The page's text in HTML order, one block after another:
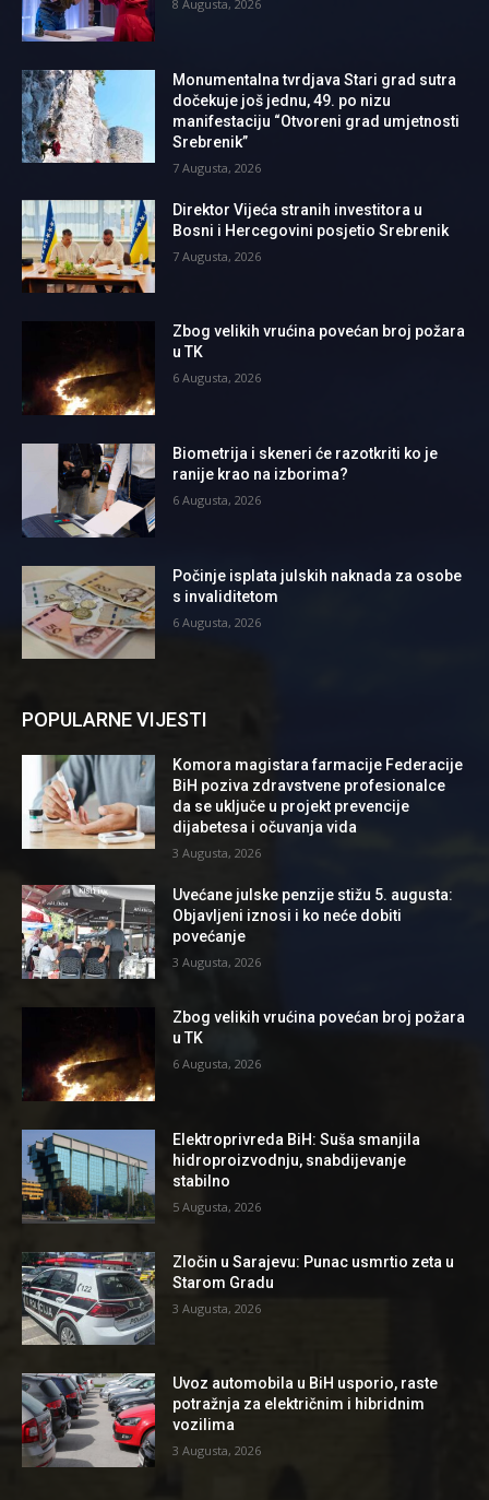
8 Augusta, 2026
Monumentalna tvrdjava Stari grad sutra
dočekuje još jednu, 49. po nizu
manifestaciju “Otvoreni grad umjetnosti
Srebrenik”
7 Augusta, 2026
Direktor Vijeća stranih investitora u
Bosni i Hercegovini posjetio Srebrenik
7 Augusta, 2026
Zbog velikih vrućina povećan broj požara
u TK
6 Augusta, 2026
Biometrija i skeneri će razotkriti ko je
ranije krao na izborima?
6 Augusta, 2026
Počinje isplata julskih naknada za osobe
s invaliditetom
6 Augusta, 2026
POPULARNE VIJESTI
Komora magistara farmacije Federacije
BiH poziva zdravstvene profesionalce
da se uključe u projekt prevencije
dijabetesa i očuvanja vida
3 Augusta, 2026
Uvećane julske penzije stižu 5. augusta:
Objavljeni iznosi i ko neće dobiti
povećanje
3 Augusta, 2026
Zbog velikih vrućina povećan broj požara
u TK
6 Augusta, 2026
Elektroprivreda BiH: Suša smanjila
hidroproizvodnju, snabdijevanje
stabilno
5 Augusta, 2026
Zločin u Sarajevu: Punac usmrtio zeta u
Starom Gradu
3 Augusta, 2026
Uvoz automobila u BiH usporio, raste
potražnja za električnim i hibridnim
vozilima
3 Augusta, 2026